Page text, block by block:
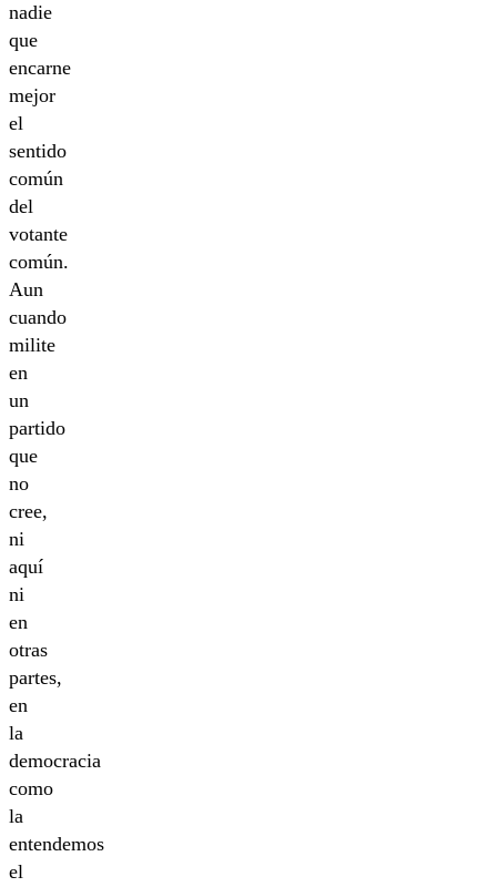
nadie
que
encarne
mejor
el
sentido
común
del
votante
común.
Aun
cuando
milite
en
un
partido
que
no
cree,
ni
aquí
ni
en
otras
partes,
en
la
democracia
como
la
entendemos
el